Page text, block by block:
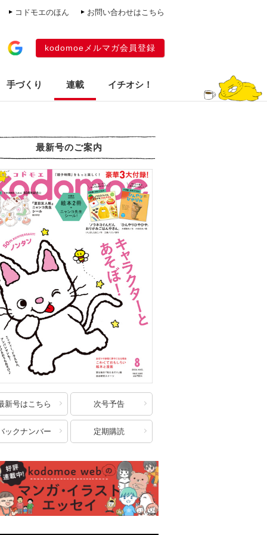
コドモエのほん お問い合わせはこちら
kodomoeメルマガ会員登録
手づくり 連載 イチオシ！
最新号のご案内
新号はこちら 次号予告
ックナンバー 定期購読